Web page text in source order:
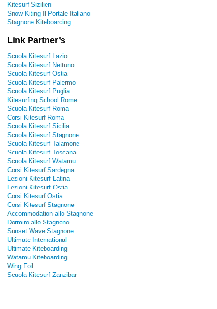
Kitesurf Sizilien
Snow Kiting Il Portale Italiano
Stagnone Kiteboarding
Link Partner’s
Scuola Kitesurf Lazio
Scuola Kitesurf Nettuno
Scuola Kitesurf Ostia
Scuola Kitesurf Palermo
Scuola Kitesurf Puglia
Kitesurfing School Rome
Scuola Kitesurf Roma
Corsi Kitesurf Roma
Scuola Kitesurf Sicilia
Scuola Kitesurf Stagnone
Scuola Kitesurf Talamone
Scuola Kitesurf Toscana
Scuola Kitesurf Watamu
Corsi Kitesurf Sardegna
Lezioni Kitesurf Latina
Lezioni Kitesurf Ostia
Corsi Kitesurf Ostia
Corsi Kitesurf Stagnone
Accommodation allo Stagnone
Dormire allo Stagnone
Sunset Wave Stagnone
Ultimate International
Ultimate Kiteboarding
Watamu Kiteboarding
Wing Foil
Scuola Kitesurf Zanzibar